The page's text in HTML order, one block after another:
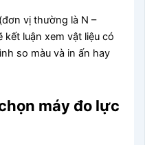
vị thường là N –
luận xem vật liệu có
so màu và in ấn hay
máy đo lực